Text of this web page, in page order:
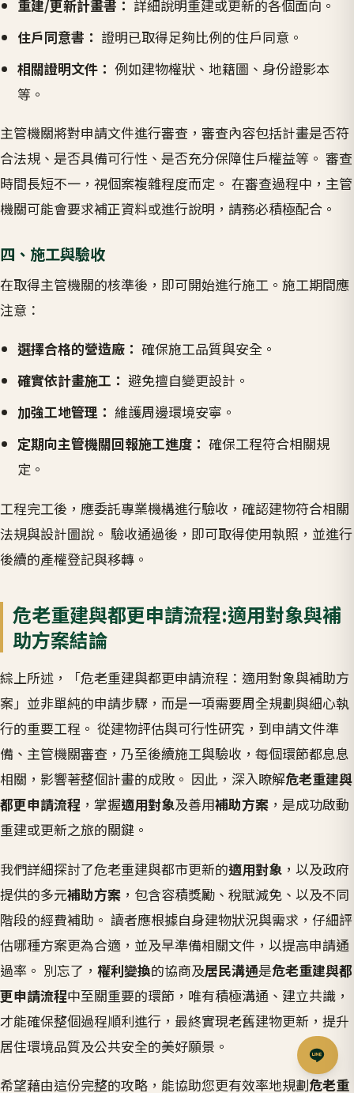
重建/更新計畫書： 詳細說明重建或更新的各個面向。
住戶同意書： 證明已取得足夠比例的住戶同意。
相關證明文件： 例如建物權狀、地籍圖、身份證影本
等。
主管機關將對申請文件進行審查，審查內容包括計畫是否符
合法規、是否具備可行性、是否充分保障住戶權益等。 審查
時間長短不一，視個案複雜程度而定。 在審查過程中，主管
機關可能會要求補正資料或進行說明，請務必積極配合。
四、施工與驗收
在取得主管機關的核準後，即可開始進行施工。施工期間應
注意：
選擇合格的營造廠： 確保施工品質與安全。
確實依計畫施工： 避免擅自變更設計。
加強工地管理： 維護周邊環境安寧。
定期向主管機關回報施工進度： 確保工程符合相關規
定。
工程完工後，應委託專業機構進行驗收，確認建物符合相關
法規與設計圖說。 驗收通過後，即可取得使用執照，並進行
後續的產權登記與移轉。
危老重建與都更申請流程:適用對象與補
助方案結論
綜上所述，「危老重建與都更申請流程：適用對象與補助方
案」並非單純的申請步驟，而是一項需要周全規劃與細心執
行的重要工程。 從建物評估與可行性研究，到申請文件準
備、主管機關審查，乃至後續施工與驗收，每個環節都息息
相關，影響著整個計畫的成敗。 因此，深入瞭解危老重建與
都更申請流程 ，掌握適用對象及善用補助方案 ，是成功啟動
重建或更新之旅的關鍵。
我們詳細探討了危老重建與都市更新的適用對象 ，以及政府
提供的多元補助方案 ，包含容積獎勵、稅賦減免、以及不同
階段的經費補助。 讀者應根據自身建物狀況與需求，仔細評
估哪種方案更為合適，並及早準備相關文件，以提高申請通
過率。 別忘了， 權利變換的協商及居民溝通是危老重建與都
更申請流程中至關重要的環節，唯有積極溝通、建立共識，
才能確保整個過程順利進行，最終實現老舊建物更新，提升
居住環境品質及公共安全的美好願景。
希望藉由這份完整的攻略，能協助您更有效率地規劃危老重